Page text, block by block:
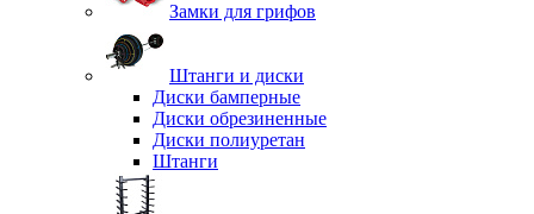
Замки для грифов
Штанги и диски
Диски бамперные
Диски обрезиненные
Диски полиуретан
Штанги